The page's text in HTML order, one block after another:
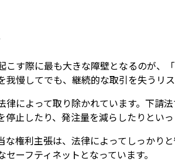
こす際に最も大きな障壁となるのが、
我慢してでも、継続的な取引を失うリ
律によって取り除かれています。下請
停止したり、発注量を減らしたりとい
な権利主張は、法律によってしっかり
ーフティネットとなっています。